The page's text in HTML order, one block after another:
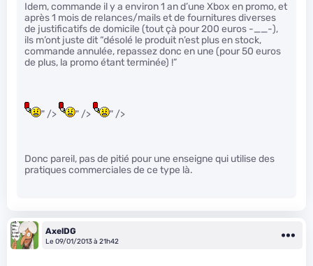
Idem, commande il y a environ 1 an d’une Xbox en promo, et
après 1 mois de relances/mails et de fournitures diverses
de justificatifs de domicile (tout çà pour 200 euros -__-),
ils m’ont juste dit “désolé le produit n’est plus en stock,
commande annulée, repassez donc en une (pour 50 euros
de plus, la promo étant terminée) !”
" /> " /> " />
Donc pareil, pas de pitié pour une enseigne qui utilise des
pratiques commerciales de ce type là.
AxelDG
Le 09/01/2013 à 21h42